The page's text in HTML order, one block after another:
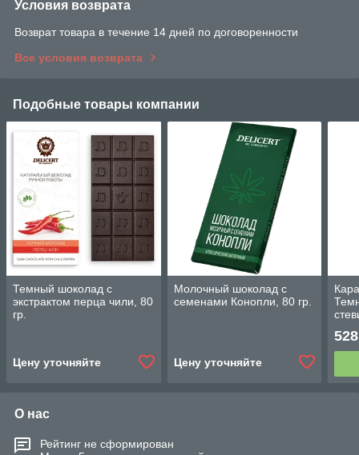
Условия возврата
Возврат товара в течение 14 дней по договоренности
Все условия возврата
Подобные товары компании
Темный шоколад с
экстрактом перца чили, 80
гр.
Цену уточняйте
Молочный шоколад с
семенами Конопли, 80 гр.
Цену уточняйте
528
О нас
Рейтинг не сформирован